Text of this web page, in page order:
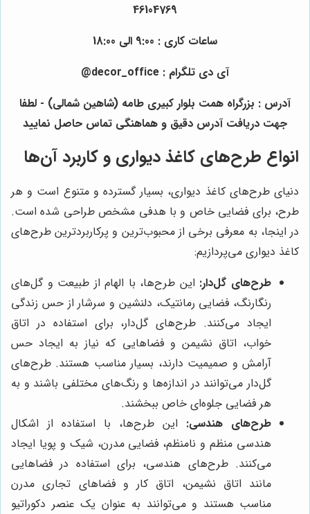
46104769
ساعات کاری : 9:00 الی 18:00
آی دی تلگرام : decor_office@
آدرس : بزرگراه همت بلوار کبیری طامه (شاهین شمالی) - لطفا
جهت دریافت آدرس دقیق و هماهنگی تماس حاصل نمایید
انواع طرح‌های کاغذ دیواری و کاربرد آن‌ها
دنیای طرح‌های کاغذ دیواری، بسیار گسترده و متنوع است و هر
طرح، برای فضایی خاص و با هدفی مشخص طراحی شده است.
در اینجا، به معرفی برخی از محبوب‌ترین و پرکاربردترین طرح‌های
کاغذ دیواری می‌پردازیم:
طرح‌های گل‌دار: این طرح‌ها، با الهام از طبیعت و گل‌های
رنگارنگ، فضایی رمانتیک، دلنشین و سرشار از حس زندگی
ایجاد می‌کنند. طرح‌های گل‌دار، برای استفاده در اتاق
خواب، اتاق نشیمن و فضاهایی که نیاز به ایجاد حس
آرامش و صمیمیت دارند، بسیار مناسب هستند. طرح‌های
گل‌دار می‌توانند در اندازه‌ها و رنگ‌های مختلفی باشند و به
هر فضایی جلوه‌ای خاص ببخشند.
طرح‌های هندسی: این طرح‌ها، با استفاده از اشکال
هندسی منظم و نامنظم، فضایی مدرن، شیک و پویا ایجاد
می‌کنند. طرح‌های هندسی، برای استفاده در فضاهایی
مانند اتاق نشیمن، اتاق کار و فضاهای تجاری مدرن
مناسب هستند و می‌توانند به عنوان یک عنصر دکوراتیو